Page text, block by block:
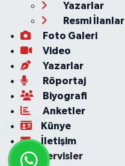
Yazarlar
Resmi İlanlar
Foto Galeri
Video
Yazarlar
Röportaj
Biyografi
Anketler
Künye
İletişim
Servisler